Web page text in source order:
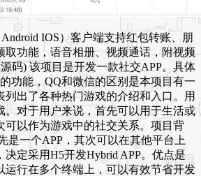
IOS）客户端支持红包转账、朋
取功能，语音相册、视频通话，附视频
码) 该项目是开发一款社交APP。具体
功能，QQ和微信的区别是本项目有一
列出了各种热门游戏的介绍和入口。用
。对于用户来说，首先可以用于生活或
可以作为游戏中的社交关系。项目背
是一个APP，其次可以在其他平台上
决定采用H5开发Hybrid APP。优点是
运行在多个终端上，可以有效节省开发